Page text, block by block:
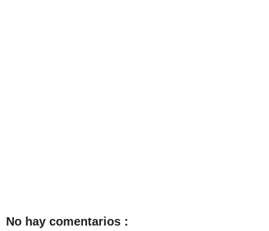
No hay comentarios :